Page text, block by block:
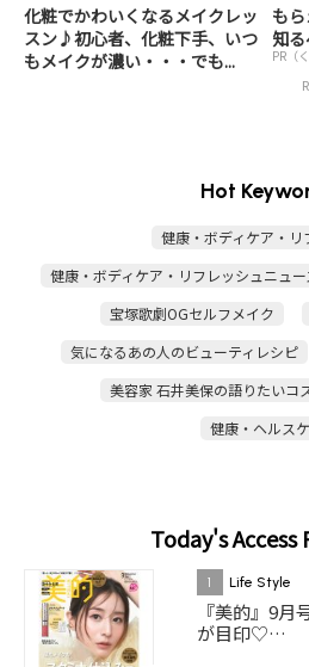
化粧でかわいくなるメイクレッ
スン♪初心者、化粧下手、いつ
もメイクが濃い・・・でも...
も
知
PR（
Hot
健康・ボディケア・リ
健康・ボディケア・リフレッシュニュー
宝塚歌劇OGセルフメイク
気になるあの人のビューティレシピ
美容家 石井美保の語りたいコ
健康・ヘルス
Today's Access
1 Life Style
『美的』9
が目印♡…